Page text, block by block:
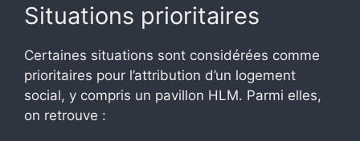
Situations prioritaires
Certaines situations sont considérées comme
prioritaires pour l’attribution d’un logement
social, y compris un pavillon HLM. Parmi elles,
on retrouve :